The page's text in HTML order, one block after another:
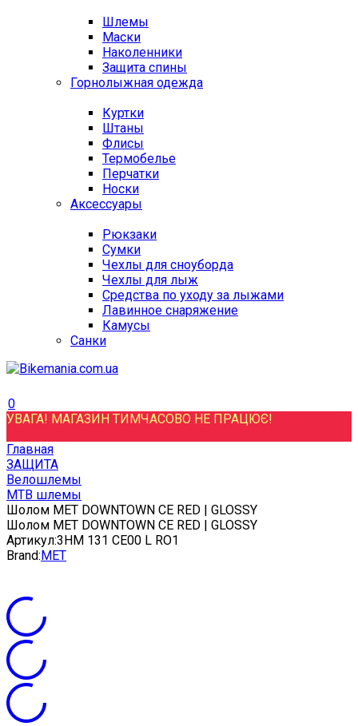
Шлемы
Маски
Наколенники
Защита спины
Горнолыжная одежда
Куртки
Штаны
Флисы
Термобелье
Перчатки
Носки
Аксессуары
Рюкзаки
Сумки
Чехлы для сноуборда
Чехлы для лыж
Средства по уходу за лыжами
Лавинное снаряжение
Камусы
Санки
0
УВАГА! МАГАЗИН ТИМЧАСОВО НЕ ПРАЦЮЄ!
Главная
ЗАЩИТА
Велошлемы
MTB шлемы
Шолом MET DOWNTOWN CE RED | GLOSSY
Шолом MET DOWNTOWN CE RED | GLOSSY
Артикул:3HM 131 CE00 L RO1
Brand:MET